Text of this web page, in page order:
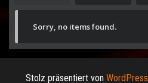
Sorry, no items found.
Stolz präsentiert von WordPress